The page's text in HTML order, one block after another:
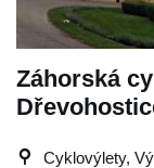
Záhorská
Cyklovýlety,